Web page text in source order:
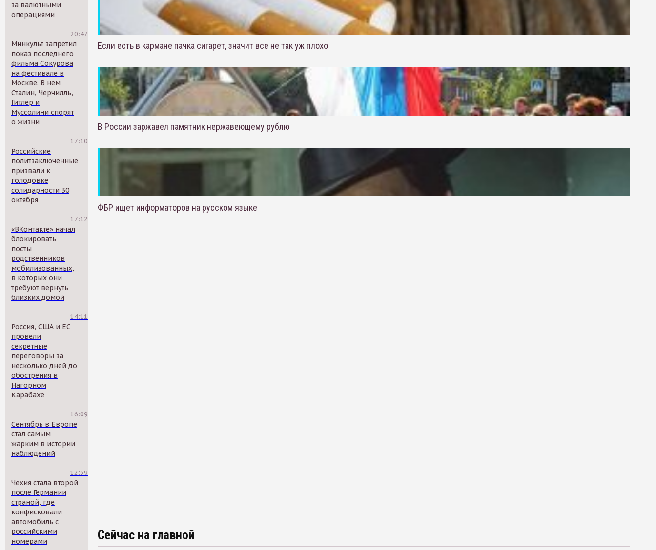
за валютными
операциями
20:47
Минкульт запретил
показ последнего
фильма Сокурова
на фестивале в
Москве. В нем
Сталин, Черчилль,
Гитлер и
Муссолини спорят
о жизни
17:10
Российские
политзаключенные
призвали к
голодовке
солидарности 30
октября
17:12
«ВКонтакте» начал
блокировать
посты
родственников
мобилизованных,
в которых они
требуют вернуть
близких домой
14:11
Россия, США и ЕС
провели
секретные
переговоры за
несколько дней до
обострения в
Нагорном
Карабахе
16:09
Сентябрь в Европе
стал самым
жарким в истории
наблюдений
12:39
Чехия стала второй
после Германии
страной, где
конфисковали
автомобиль с
российскими
номерами
Если есть в кармане пачка сигарет, значит все не так уж плохо
В России заржавел памятник нержавеющему рублю
ФБР ищет информаторов на русском языке
Сейчас на главной